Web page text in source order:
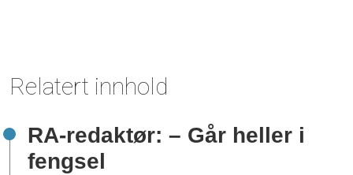
Relatert innhold
RA-redaktør: – Går heller i
fengsel